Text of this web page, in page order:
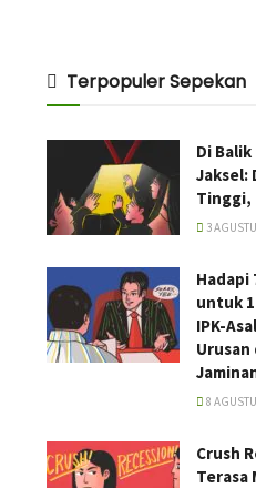
Terpopuler Sepekan
Di
Jaksel:
Tinggi,
3
Hadapi
untuk 1
IPK-
Urusan
8
Crush
Terasa